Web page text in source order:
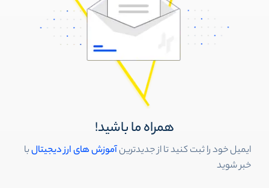
همراه ما باشید!
ایمیل خود را ثبت کنید تا از جدیدترینآموزش های ارز دیجیتالبا
خبر شوید